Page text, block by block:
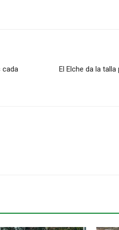
cada
El Elche da la